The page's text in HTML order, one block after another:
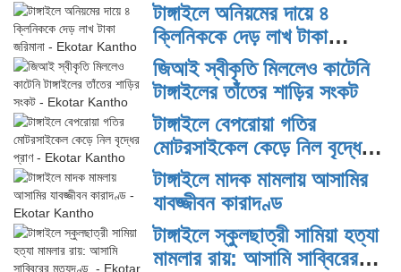
টাঙ্গাইলে অনিয়মের দায়ে ৪
ক্লিনিককে দেড় লাখ টাকা
জরিমানা
জিআই স্বীকৃতি মিললেও কাটেনি
টাঙ্গাইলের তাঁতের শাড়ির সংকট
টাঙ্গাইলে বেপরোয়া গতির
মোটরসাইকেল কেড়ে নিল বৃদ্ধের
প্রাণ
টাঙ্গাইলে মাদক মামলায় আসামির
যাবজ্জীবন কারাদণ্ড
টাঙ্গাইলে স্কুলছাত্রী সামিয়া হত্যা
মামলার রায়: আসামি সাব্বিরের